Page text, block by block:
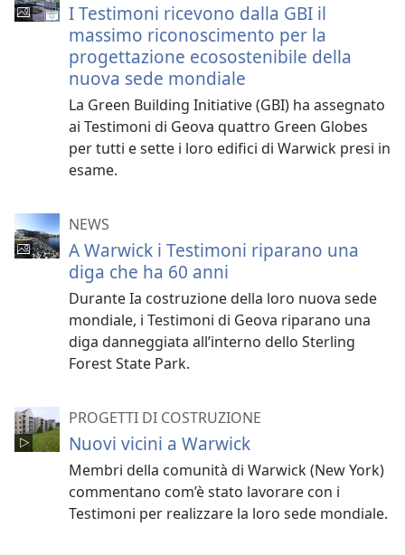
I Testimoni ricevono dalla GBI il
massimo riconoscimento per la
progettazione ecosostenibile della
nuova sede mondiale
La Green Building Initiative (GBI) ha assegnato
ai Testimoni di Geova quattro Green Globes
per tutti e sette i loro edifici di Warwick presi in
esame.
NEWS
A Warwick i Testimoni riparano una
diga che ha 60 anni
Durante Ia costruzione della loro nuova sede
mondiale, i Testimoni di Geova riparano una
diga danneggiata all’interno dello Sterling
Forest State Park.
PROGETTI DI COSTRUZIONE
Nuovi vicini a Warwick
Membri della comunità di Warwick (New York)
commentano com’è stato lavorare con i
Testimoni per realizzare la loro sede mondiale.